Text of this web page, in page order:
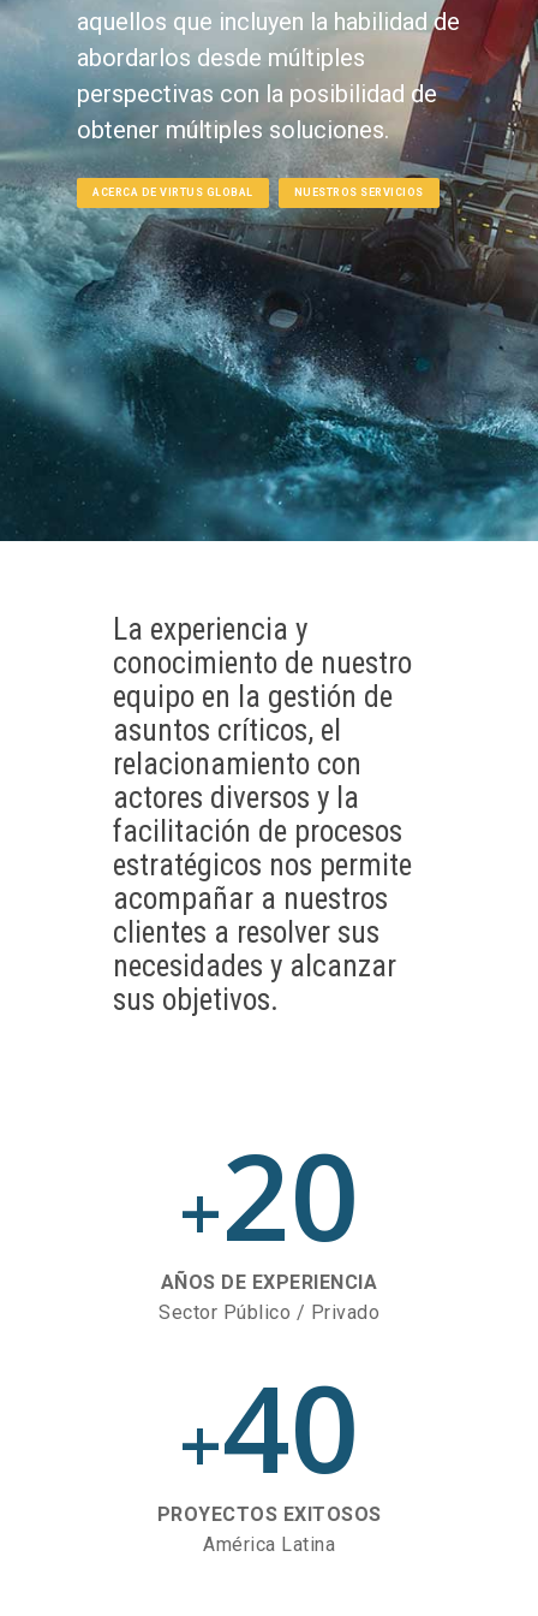
aquellos que incluyen la habilidad de
abordarlos desde múltiples
perspectivas con la posibilidad de
obtener múltiples soluciones.
ACERCA DE VIRTUS GLOBAL NUESTROS SERVICIOS
La experiencia y
conocimiento de nuestro
equipo en la gestión de
asuntos críticos, el
relacionamiento con
actores diversos y la
facilitación de procesos
estratégicos nos permite
acompañar a nuestros
clientes a resolver sus
necesidades y alcanzar
sus objetivos.
+20
AÑOS DE EXPERIENCIA
Sector Público / Privado
+40
PROYECTOS EXITOSOS
América Latina